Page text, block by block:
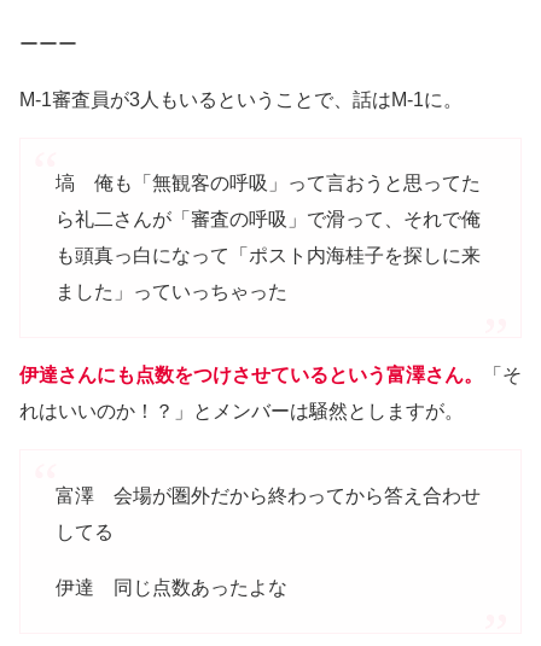
ーーー
M-1審査員が3人もいるということで、話はM-1に。
塙 俺も「無観客の呼吸」って言おうと思ってた
ら礼二さんが「審査の呼吸」で滑って、それで俺
も頭真っ白になって「ポスト内海桂子を探しに来
ました」っていっちゃった
伊達さんにも点数をつけさせているという富澤さん。
「そ
れはいいのか！？」とメンバーは騒然としますが。
富澤 会場が圏外だから終わってから答え合わせ
してる
伊達 同じ点数あったよな